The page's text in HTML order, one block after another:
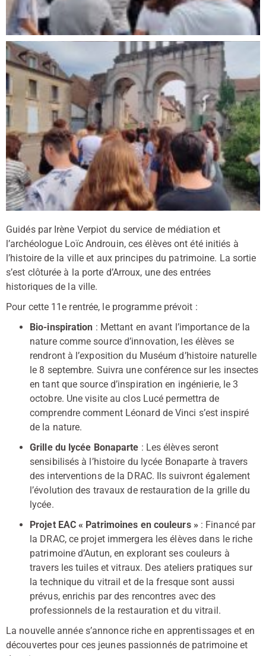
Guidés par Irène Verpiot du service de médiation et
l’archéologue Loïc Androuin, ces élèves ont été initiés à
l’histoire de la ville et aux principes du patrimoine. La sortie
s’est clôturée à la porte d’Arroux, une des entrées
historiques de la ville.
Pour cette 11e rentrée, le programme prévoit :
Bio-inspiration : Mettant en avant l’importance de la
nature comme source d’innovation, les élèves se
rendront à l’exposition du Muséum d’histoire naturelle
le 8 septembre. Suivra une conférence sur les insectes
en tant que source d’inspiration en ingénierie, le 3
octobre. Une visite au clos Lucé permettra de
comprendre comment Léonard de Vinci s’est inspiré
de la nature.
Grille du lycée Bonaparte : Les élèves seront
sensibilisés à l’histoire du lycée Bonaparte à travers
des interventions de la DRAC. Ils suivront également
l’évolution des travaux de restauration de la grille du
lycée.
Projet EAC « Patrimoines en couleurs »: Financé par
la DRAC, ce projet immergera les élèves dans le riche
patrimoine d’Autun, en explorant ses couleurs à
travers les tuiles et vitraux. Des ateliers pratiques sur
la technique du vitrail et de la fresque sont aussi
prévus, enrichis par des rencontres avec des
professionnels de la restauration et du vitrail.
La nouvelle année s’annonce riche en apprentissages et en
découvertes pour ces jeunes passionnés de patrimoine et